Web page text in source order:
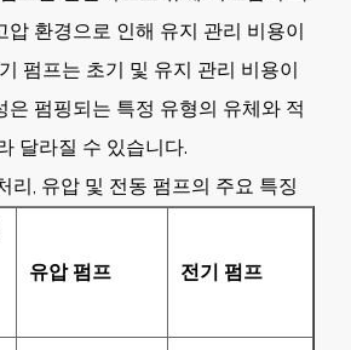
압 환경으로 인해 유지 관리 비용이
펌프는 초기 및 유지 관리 비용이
은 펌핑되는 특정 유형의 유체와 적
달라질 수 있습니다.
리, 유압 및 전동 펌프의 주요 특징
유압 펌프 전기 펌프